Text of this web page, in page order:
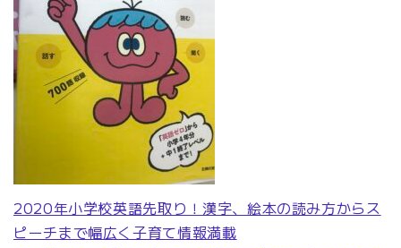
2020年小学校英語先取り！漢字、絵本の読み方からス
ピーチまで幅広く子育て情報満載